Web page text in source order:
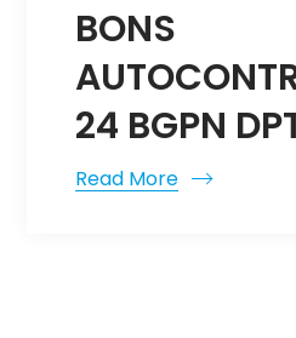
BONS
24 BGPN
Read More